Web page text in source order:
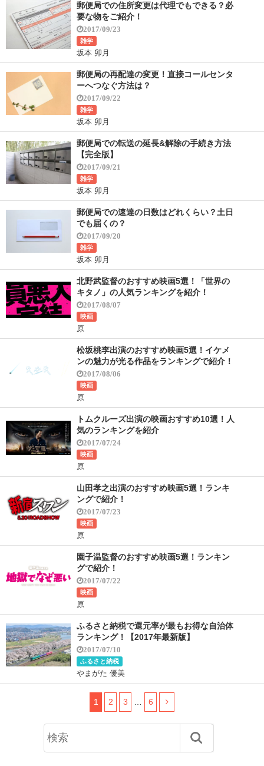
郵便局での住所変更は代理でもできる？必
要な物をご紹介！
2017/09/23
雑学
坂本 卯月
郵便局の再配達の変更！直接コールセンタ
ーへつなぐ方法は？
2017/09/22
雑学
坂本 卯月
郵便局での転送の延長&解除の手続き方法
【完全版】
2017/09/21
雑学
坂本 卯月
郵便局での速達の日数はどれくらい？土日
でも届くの？
2017/09/20
雑学
坂本 卯月
北野武監督のおすすめ映画5選！「世界の
キタノ」の人気ランキングを紹介！
2017/08/07
映画
原
松坂桃李出演のおすすめ映画5選！イケメ
ンの魅力が光る作品をランキングで紹介！
2017/08/06
映画
原
トムクルーズ出演の映画おすすめ10選！人
気のランキングを紹介
2017/07/24
映画
原
山田孝之出演のおすすめ映画5選！ランキ
ングで紹介！
2017/07/23
映画
原
園子温監督のおすすめ映画5選！ランキン
グで紹介！
2017/07/22
映画
原
ふるさと納税で還元率が最もお得な自治体
ランキング！【2017年最新版】
2017/07/10
ふるさと納税
やまがた 優美
1 2 3 6